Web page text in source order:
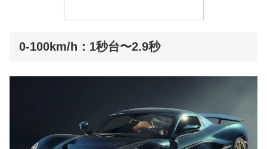
0-100km/h：1秒台〜2.9秒